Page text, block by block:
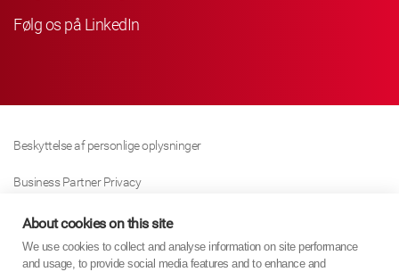
Følg os på LinkedIn
Beskyttelse af personlige oplysninger
Business Partner Privacy
Cookie Politik
Modern Slavery Act Policy
About cookies on this site
We use cookies to collect and analyse information on site performance
and usage, to provide social media features and to enhance and